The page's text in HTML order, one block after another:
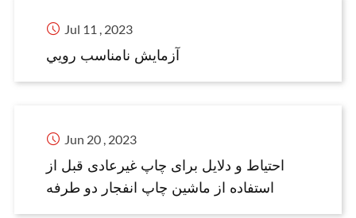
 Jul 11 , 2023
آزمايش نامناسب رويي
 Jun 20 , 2023
احتیاط و دلایل برای چاپ غیرعادی قبل از
استفاده از ماشین چاپ انفجار دو طرفه